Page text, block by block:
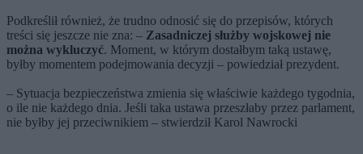
Podkreślił również, że trudno odnosić się do przepisów, których
treści się jeszcze nie zna: – Zasadniczej służby wojskowej nie
można wykluczyć. Moment, w którym dostałbym taką ustawę,
byłby momentem podejmowania decyzji – powiedział prezydent.
– Sytuacja bezpieczeństwa zmienia się właściwie każdego tygodnia,
o ile nie każdego dnia. Jeśli taka ustawa przeszłaby przez parlament,
nie byłby jej przeciwnikiem – stwierdził Karol Nawrocki